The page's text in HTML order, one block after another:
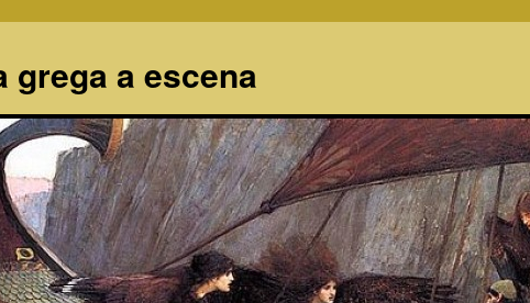
grega a escena